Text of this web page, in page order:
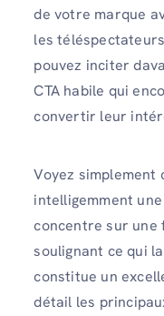
de votre marque
les
pouvez inciter
CTA habile qui
convertir leur
Voyez simplement
intelligemment
concentre sur
soulignant ce qui
constitue un
détail les